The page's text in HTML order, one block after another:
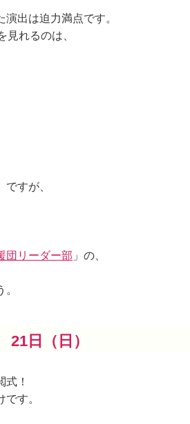
出は迫力満点です。
見れるのは、
すが、
団リーダー部 」の、
日（日）
！
す。